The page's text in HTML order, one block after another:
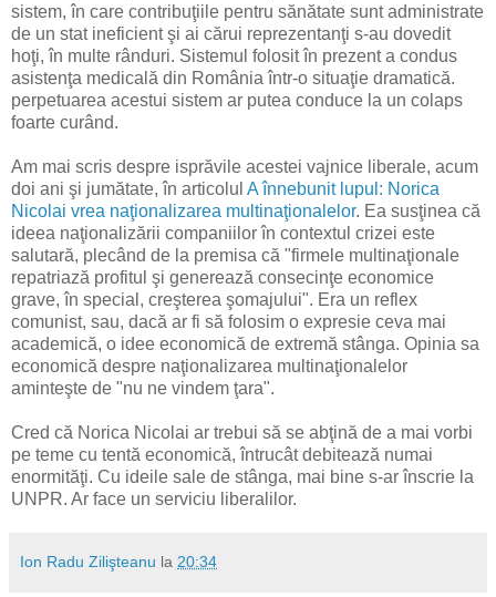
sistem, în care contribuţiile pentru sănătate sunt administrate
de un stat ineficient şi ai cărui reprezentanţi s-au dovedit
hoţi, în multe rânduri. Sistemul folosit în prezent a condus
asistenţa medicală din România într-o situaţie dramatică.
perpetuarea acestui sistem ar putea conduce la un colaps
foarte curând.
Am mai scris despre isprăvile acestei vajnice liberale, acum
doi ani şi jumătate, în articolul A înnebunit lupul: Norica
Nicolai vrea naţionalizarea multinaţionalelor. Ea susţinea că
ideea naţionalizării companiilor în contextul crizei este
salutară, plecând de la premisa că "firmele multinaţionale
repatriază profitul şi generează consecinţe economice
grave, în special, creşterea şomajului". Era un reflex
comunist, sau, dacă ar fi să folosim o expresie ceva mai
academică, o idee economică de extremă stânga. Opinia sa
economică despre naţionalizarea multinaţionalelor
aminteşte de "nu ne vindem ţara".
Cred că Norica Nicolai ar trebui să se abţină de a mai vorbi
pe teme cu tentă economică, întrucât debitează numai
enormităţi. Cu ideile sale de stânga, mai bine s-ar înscrie la
UNPR. Ar face un serviciu liberalilor.
Ion Radu Zilişteanu la 20:34